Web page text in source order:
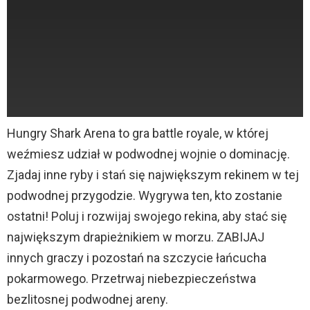
Hungry Shark Arena to gra battle royale, w której
weźmiesz udział w podwodnej wojnie o dominację.
Zjadaj inne ryby i stań się największym rekinem w tej
podwodnej przygodzie. Wygrywa ten, kto zostanie
ostatni! Poluj i rozwijaj swojego rekina, aby stać się
największym drapieżnikiem w morzu. ZABIJAJ
innych graczy i pozostań na szczycie łańcucha
pokarmowego. Przetrwaj niebezpieczeństwa
bezlitosnej podwodnej areny.